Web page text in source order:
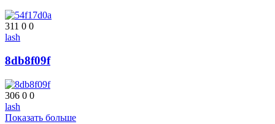
311 0 0
lash
8db8f09f
306 0 0
lash
Показать больше